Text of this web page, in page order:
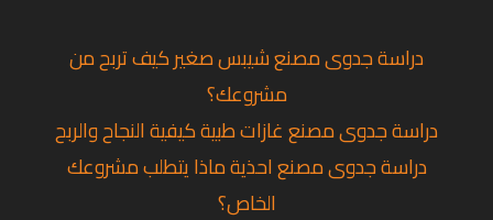
دراسة جدوى مصنع شيبس صغير كيف تربح من
مشروعك؟
دراسة جدوى مصنع غازات طبية كيفية النجاح والربح
دراسة جدوى مصنع احذية ماذا يتطلب مشروعك
الخاص؟